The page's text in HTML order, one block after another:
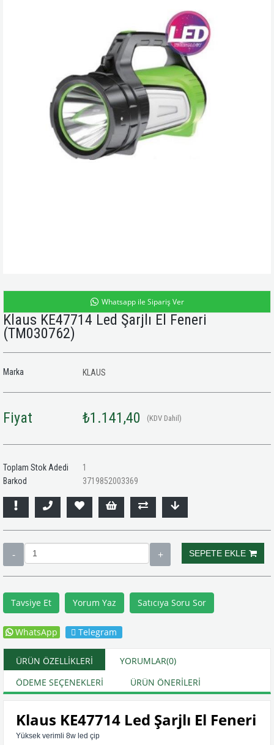
Whatsapp ile Sipariş Ver
Klaus KE47714 Led Şarjlı El Feneri
(TM030762)
Marka KLAUS
Fiyat ₺1.141,40 (KDV Dahil)
Toplam Stok Adedi
1
Barkod
3719852003369
Tavsiye Et Yorum Yaz Satıcıya Soru Sor
WhatsApp Telegram
ÜRÜN ÖZELLIKLERI YORUMLAR(0)
ÖDEME SEÇENEKLERI
ÜRÜN ÖNERILERI
Klaus KE47714 Led Şarjlı El Feneri
Yüksek verimli 8w led çip